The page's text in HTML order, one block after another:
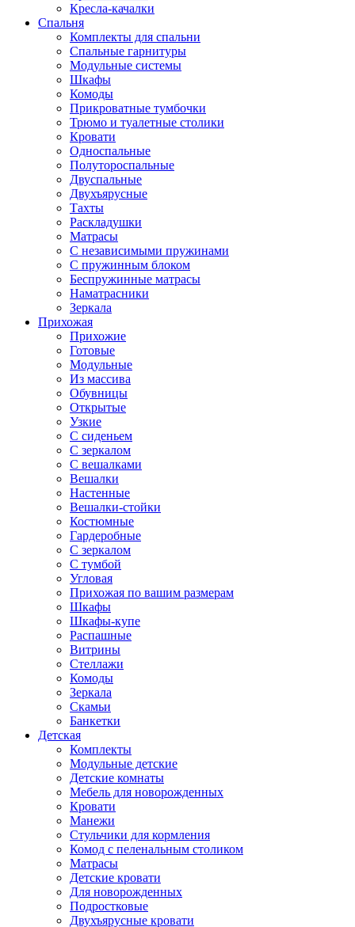
Кресла-качалки
Спальня
Комплекты для спальни
Спальные гарнитуры
Модульные системы
Шкафы
Комоды
Прикроватные тумбочки
Трюмо и туалетные столики
Кровати
Односпальные
Полутороспальные
Двуспальные
Двухъярусные
Тахты
Раскладушки
Матрасы
С независимыми пружинами
С пружинным блоком
Беспружинные матрасы
Наматрасники
Зеркала
Прихожая
Прихожие
Готовые
Модульные
Из массива
Обувницы
Открытые
Узкие
С сиденьем
С зеркалом
С вешалками
Вешалки
Настенные
Вешалки-стойки
Костюмные
Гардеробные
С зеркалом
С тумбой
Угловая
Прихожая по вашим размерам
Шкафы
Шкафы-купе
Распашные
Витрины
Стеллажи
Комоды
Зеркала
Скамьи
Банкетки
Детская
Комплекты
Модульные детские
Детские комнаты
Мебель для новорожденных
Кровати
Манежи
Стульчики для кормления
Комод с пеленальным столиком
Матрасы
Детские кровати
Для новорожденных
Подростковые
Двухъярусные кровати